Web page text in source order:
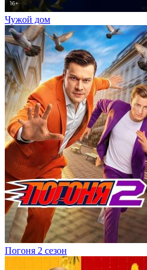
Чужой дом
Погоня 2 сезон